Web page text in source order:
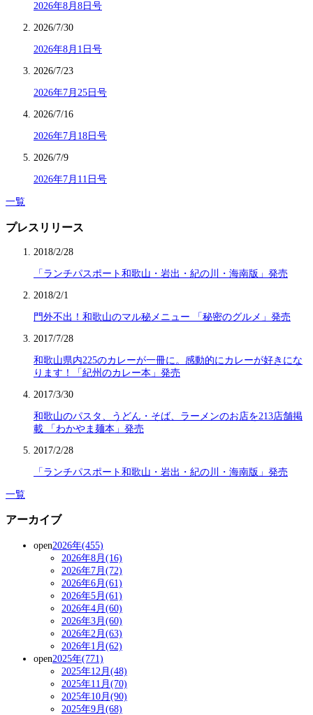
2026年8月8日号
2026/7/30
2026年8月1日号
2026/7/23
2026年7月25日号
2026/7/16
2026年7月18日号
2026/7/9
2026年7月11日号
一覧
プレスリリース
2018/2/28
「ランチパスポート和歌山・岩出・紀の川・海南版」発売
2018/2/1
門外不出！和歌山のマル秘メニュー 「秘密のグルメ」発売
2017/7/28
和歌山県内225のカレーが一冊に。感動的にカレーが好きにな
ります！「紀州のカレー本」発売
2017/3/30
和歌山のパスタ、うどん・そば、ラーメンのお店を213店舗掲
載 「わかやま麺本」発売
2017/2/28
「ランチパスポート和歌山・岩出・紀の川・海南版」発売
一覧
アーカイブ
open2026年(455)
2026年8月(16)
2026年7月(72)
2026年6月(61)
2026年5月(61)
2026年4月(60)
2026年3月(60)
2026年2月(63)
2026年1月(62)
open2025年(771)
2025年12月(48)
2025年11月(70)
2025年10月(90)
2025年9月(68)